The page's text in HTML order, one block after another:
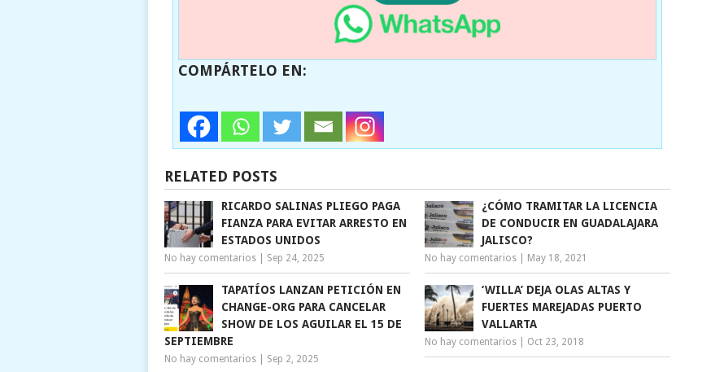
COMPÁRTELO EN:
RELATED POSTS
RICARDO SALINAS PLIEGO PAGA
FIANZA PARA EVITAR ARRESTO EN
ESTADOS UNIDOS
No hay comentarios Sep 24, 2025
¿CÓMO TRAMITAR LA LICENCIA
DE CONDUCIR EN GUADALAJARA
JALISCO?
No hay comentarios May 18, 2021
TAPATÍOS LANZAN PETICIÓN EN
CHANGE-ORG PARA CANCELAR
SHOW DE LOS AGUILAR EL 15 DE
SEPTIEMBRE
No hay comentarios Sep 2, 2025
‘WILLA’ DEJA OLAS ALTAS Y
FUERTES MAREJADAS PUERTO
VALLARTA
No hay comentarios Oct 23, 2018